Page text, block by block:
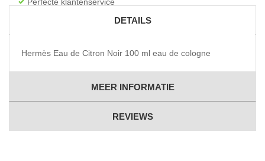
DETAILS
Hermès Eau de Citron Noir 100 ml eau de cologne
MEER INFORMATIE
REVIEWS